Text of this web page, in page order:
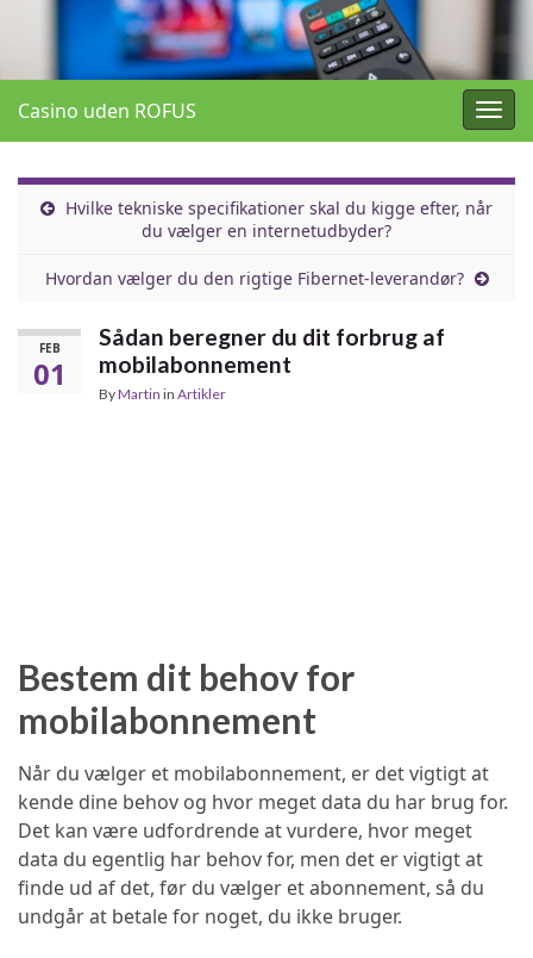
Casino uden ROFUS
Hvilke tekniske specifikationer skal du kigge efter, når
du vælger en internetudbyder?
Hvordan vælger du den rigtige Fibernet-leverandør?
FEB
01
Sådan beregner du dit forbrug af
mobilabonnement
ByMartin in Artikler
Bestem dit behov for
mobilabonnement
Når du vælger et mobilabonnement, er det vigtigt at
kende dine behov og hvor meget data du har brug for.
Det kan være udfordrende at vurdere, hvor meget
data du egentlig har behov for, men det er vigtigt at
finde ud af det, før du vælger et abonnement, så du
undgår at betale for noget, du ikke bruger.